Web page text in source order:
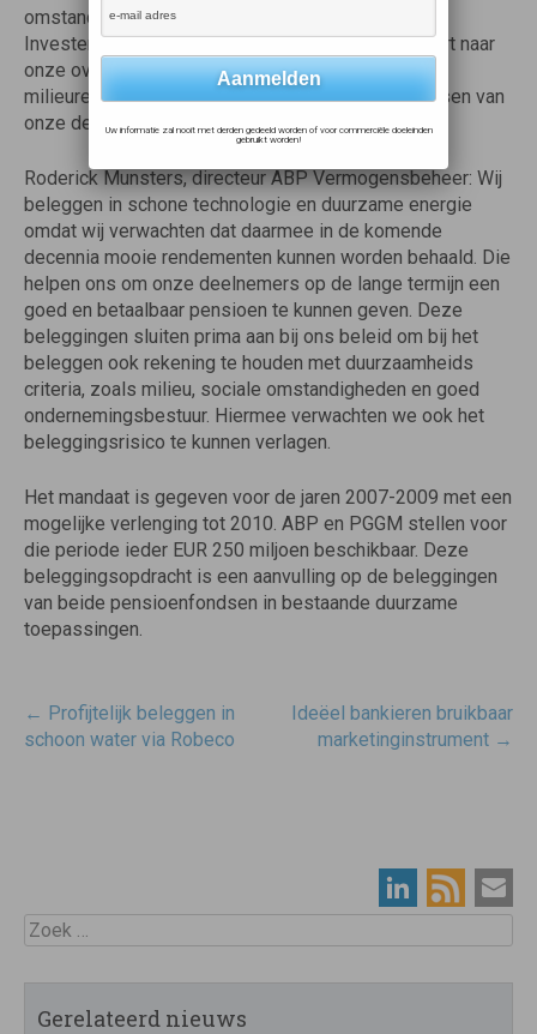
omstandigheden en goed ondernemingsbestuur.
Investeren in innovatieve schone technologie levert naar
onze overtuiging zowel een financieel als een
milieurendement op. Dat sluit goed aan bij de wensen van
onze deelnemers.
Roderick Munsters, directeur ABP Vermogensbeheer: Wij
beleggen in schone technologie en duurzame energie
omdat wij verwachten dat daarmee in de komende
decennia mooie rendementen kunnen worden behaald. Die
helpen ons om onze deelnemers op de lange termijn een
goed en betaalbaar pensioen te kunnen geven. Deze
beleggingen sluiten prima aan bij ons beleid om bij het
beleggen ook rekening te houden met duurzaamheids
criteria, zoals milieu, sociale omstandigheden en goed
ondernemingsbestuur. Hiermee verwachten we ook het
beleggingsrisico te kunnen verlagen.
Het mandaat is gegeven voor de jaren 2007-2009 met een
mogelijke verlenging tot 2010. ABP en PGGM stellen voor
die periode ieder EUR 250 miljoen beschikbaar. Deze
beleggingsopdracht is een aanvulling op de beleggingen
van beide pensioenfondsen in bestaande duurzame
toepassingen.
Post
navigatie
← Profijtelijk beleggen in
schoon water via Robeco
Ideëel bankieren bruikbaar
marketinginstrument →
Zoek
Gerelateerd nieuws
Uw informatie zal nooit met derden gedeeld worden of voor commerciële doeleinden
gebruikt worden!